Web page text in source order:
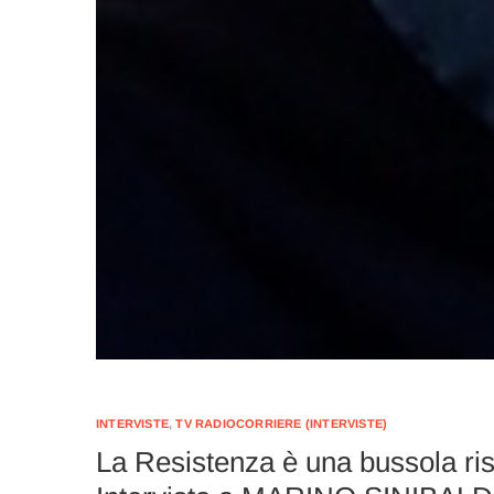
INTERVISTE,TV RADIOCORRIERE (INTERVISTE)
La Resistenza è una bussola